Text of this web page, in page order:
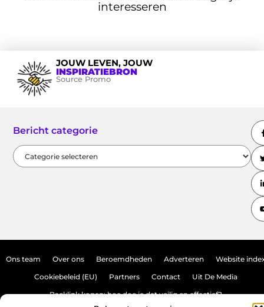
interesseren
JOUW LEVEN, JOUW
INSPIRATIEBRON
Source Promo
Bericht categorie
Ons team Over ons Beroemdheden Adverteren Website
Cookiebeleid (EU) Partners Contact Uit De Media
Backlink kopen: hoe doe je dat veilig en effectief?